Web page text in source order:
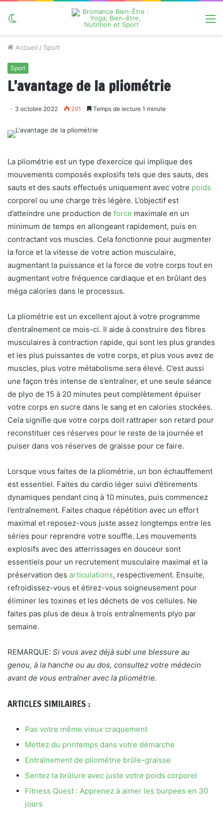
Accueil / Sport
Sport
L’avantage de la pliométrie
3 octobre 2022 291 Temps de lecture 1 minute
La pliométrie est un type d’exercice qui implique des
mouvements composés explosifs tels que des sauts, des
sauts et des sauts effectués uniquement avec votre poids
corporel ou une charge très légère. L’objectif est
d’atteindre une production de force maximale en un
minimum de temps en allongeant rapidement, puis en
contractant vos muscles. Cela fonctionne pour augmenter
la force et la vitesse de votre action musculaire,
augmentant la puissance et la force de votre corps tout en
augmentant votre fréquence cardiaque et en brûlant des
méga calories dans le processus.
La pliométrie est un excellent ajout à votre programme
d’entraînement ce mois-ci. Il aide à construire des fibres
musculaires à contraction rapide, qui sont les plus grandes
et les plus puissantes de votre corps, et plus vous avez de
muscles, plus votre métabolisme sera élevé. C’est aussi
une façon très intense de s’entraîner, et une seule séance
de plyo de 15 à 20 minutes peut complètement épuiser
votre corps en sucre dans le sang et en calories stockées.
Cela signifie que votre corps doit rattraper son retard pour
reconstituer ces réserves pour le reste de la journée et
puiser dans vos réserves de graisse pour ce faire.
Lorsque vous faites de la pliométrie, un bon échauffement
est essentiel. Faites du cardio léger suivi d’étirements
dynamiques pendant cinq à 10 minutes, puis commencez
l’entraînement. Faites chaque répétition avec un effort
maximal et reposez-vous juste assez longtemps entre les
séries pour reprendre votre souffle. Les mouvements
explosifs avec des atterrissages en douceur sont
essentiels pour un recrutement musculaire maximal et la
préservation des articulations, respectivement. Ensuite,
refroidissez-vous et étirez-vous soigneusement pour
éliminer les toxines et les déchets de vos cellules. Ne
faites pas plus de deux à trois entraînements plyo par
semaine.
REMARQUE: Si vous avez déjà subi une blessure au
genou, à la hanche ou au dos, consultez votre médecin
avant de vous entraîner avec la pliométrie.
ARTICLES SIMILAIRES :
Pas votre même vieux craquement
Mettez du printemps dans votre démarche
Entraînement de pliométrie brûle-graisse
Sentez la brûlure avec juste votre poids corporel
Fitness Quest : Apprenez à aimer les burpees en 30
jours